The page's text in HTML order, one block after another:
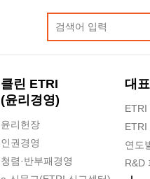
클린 ETRI
(윤리경영)
윤리헌장
인권경영
청렴·반부패경영
대
ETRI
ETRI
연도
R&D